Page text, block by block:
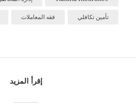
تأمين تكافلي فقه المعاملات
إقرأ المزيد